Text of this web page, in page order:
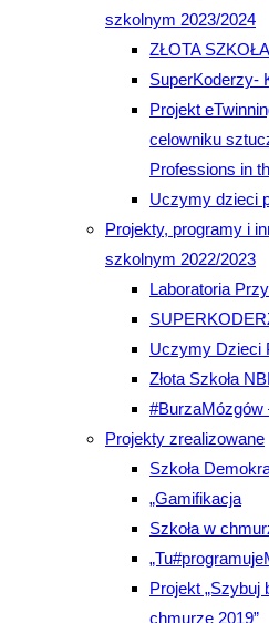
szkolnym 2023/2024
ZŁOTA
SuperKoderzy-
Projekt
celowniku
Professions in
Uczymy dzieci
Projekty, programy i
szkolnym 2022/2023
Laboratoria
Uczymy Dzieci
Złota Szkoła
#BurzaMózgów
Projekty zrealizowane
Szkoła
„Gamifikacja
Szkoła w
Projekt „Szybuj
chmurze 2019”